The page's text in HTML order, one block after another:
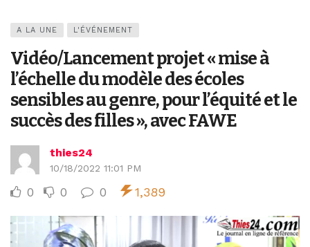
A LA UNE L'ÉVÉNEMENT
Vidéo/Lancement projet « mise à
l’échelle du modèle des écoles
sensibles au genre, pour l’équité et le
succès des filles », avec FAWE
thies24
10/18/2022 11:01 PM
0 0 0 1,389